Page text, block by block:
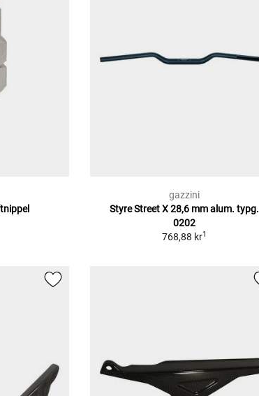
gazzini
Styre Street X 28,6 mm alum. typg.
0202
768,88 kr1